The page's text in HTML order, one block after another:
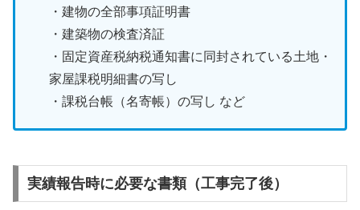
・建物の全部事項証明書
・建築物の検査済証
・固定資産税納税通知書に同封されている土地・
家屋課税明細書の写し
・課税台帳（名寄帳）の写し など
実績報告時に必要な書類（工事完了後）